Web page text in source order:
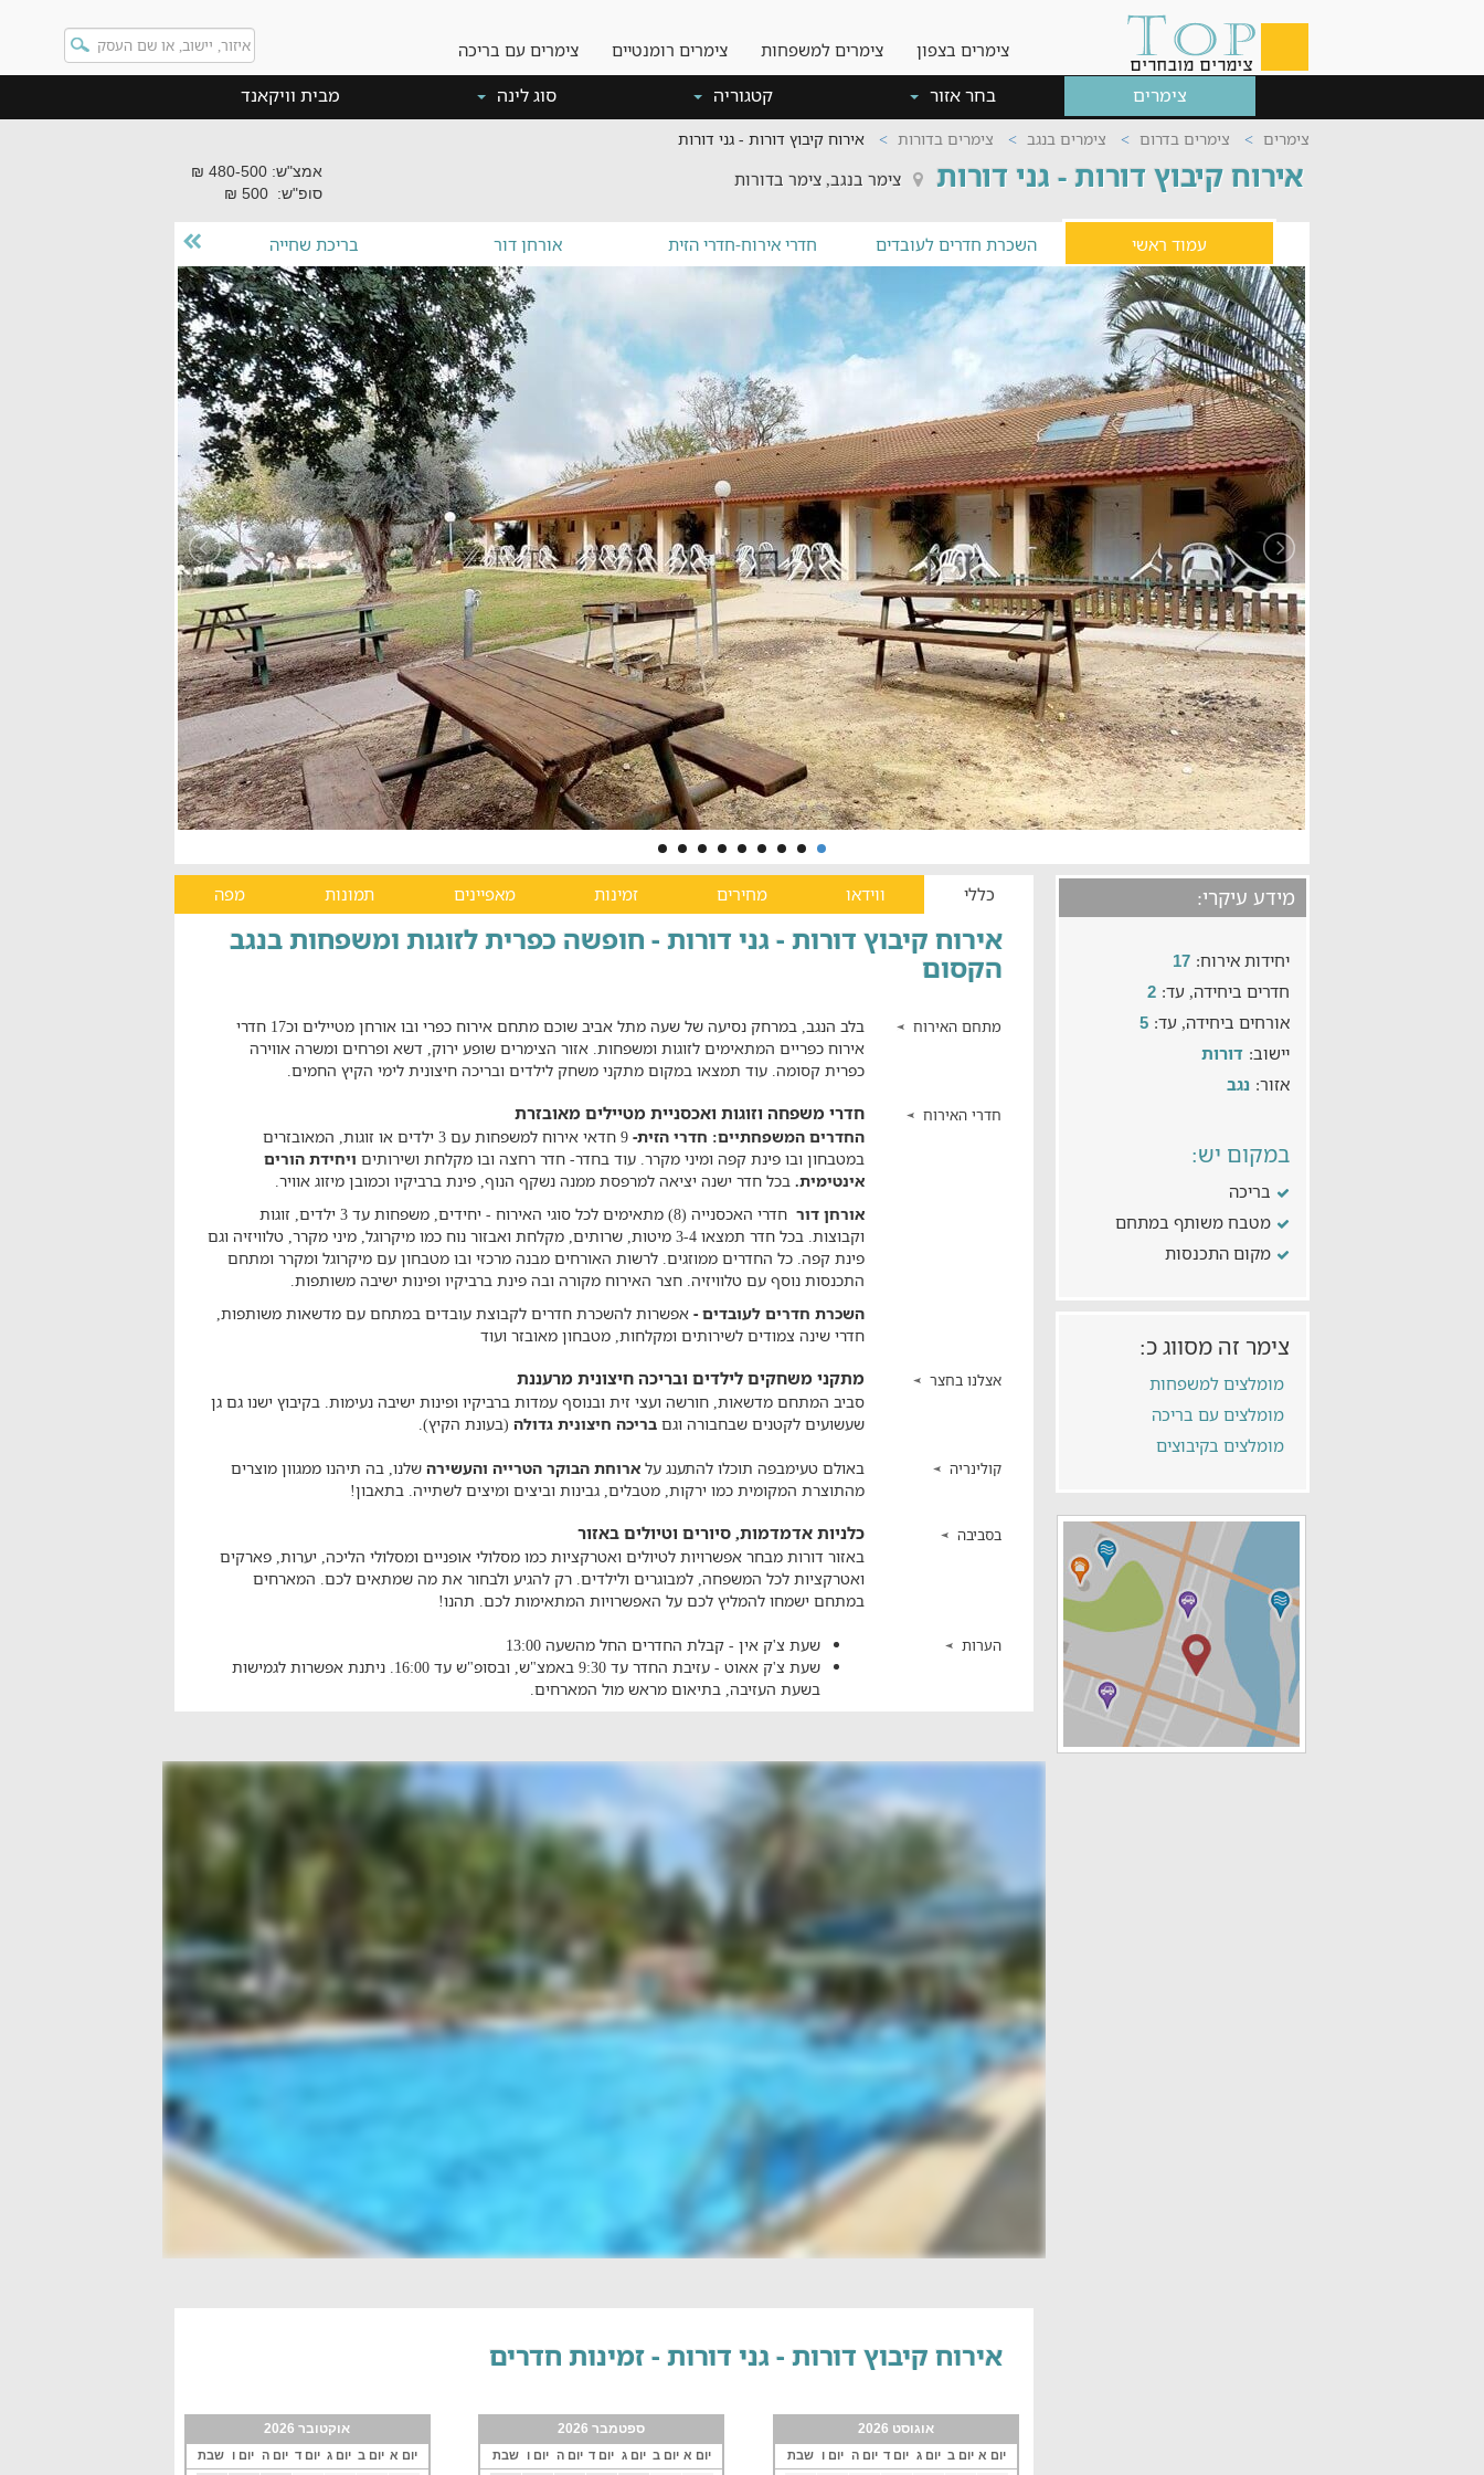
צימרים בצפון צימרים למשפחות צימרים רומנטיים צימרים עם בריכה
צימרים בחר אזור קטגוריה סוג לינה מבית וויקאנד
צימרים צימרים בדרום צימרים בנגב צימרים בדורות אירוח קיבוץ דורות - גני דורות
אירוח קיבוץ דורות - גני דורות צימר בנגב, צימר בדורות
אמצ"ש: 480-500 ₪
סופ"ש: 500 ₪
עמוד ראשי השכרת חדרים לעובדים חדרי אירוח-חדרי הזית אורחן דור בריכת שחייה 
מידע עיקרי:
יחידות אירוח: 17
חדרים ביחידה, עד: 2
אורחים ביחידה, עד: 5
יישוב: דורות
אזור: נגב
במקום יש:
בריכה
מטבח משותף במתחם
מקום התכנסות
צימר זה מסווג כ:
מומלצים למשפחות
מומלצים עם בריכה
מומלצים בקיבוצים
כללי ווידאו מחירים זמינות מאפיינים תמונות מפה
אירוח קיבוץ דורות - גני דורות - חופשה כפרית לזוגות ומשפחות בנגב
הקסום
מתחם האירוח
בלב הנגב, במרחק נסיעה של שעה מתל אביב שוכם מתחם אירוח כפרי ובו אורחן מטיילים וכ17 חדרי
אירוח כפריים המתאימים לזוגות ומשפחות. אזור הצימרים שופע ירוק, דשא ופרחים ומשרה אווירה
כפרית קסומה. עוד תמצאו במקום מתקני משחק לילדים ובריכה חיצונית לימי הקיץ החמים.
חדרי האירוח חדרי משפחה וזוגות ואכסניית מטיילים מאובזרת
החדרים המשפחתיים: חדרי הזית-
9 חדאי אירוח למשפחות עם 3 ילדים או זוגות, המאובזרים
במטבחון ובו פינת קפה ומיני מקרר. עוד בחדר- חדר רחצה ובו מקלחת ושירותים ויחידת הורים
אינטימית.בכל חדר ישנה יציאה למרפסת ממנה נשקף הנוף, פינת ברביקיו וכמובן מיזוג אוויר.
אורחן דור
חדרי האכסנייה (8) מתאימים לכל סוגי האירוח - יחידים, משפחות עד 3 ילדים, זוגות
וקבוצות. בכל חדר תמצאו 3-4 מיטות, שרותים, מקלחת ואבזור נוח כמו מיקרוגל, מיני מקרר, טלוויזיה וגם
פינת קפה. כל החדרים ממוזגים. לרשות האורחים מבנה מרכזי ובו מטבחון עם מיקרוגל ומקרר ומתחם
התכנסות נוסף עם טלוויזיה. חצר האירוח מקורה ובה פינת ברביקיו ופינות ישיבה משותפות.
השכרת חדרים לעובדים -אפשרות להשכרת חדרים לקבוצת עובדים במתחם עם מדשאות משותפות,
חדרי שינה צמודים לשירותים ומקלחות, מטבחון מאובזר ועוד
אצלנו בחצר מתקני משחקים לילדים ובריכה חיצונית מרעננת
סביב המתחם מדשאות, חורשה ועצי זית ובנוסף עמדות ברביקיו ופינות ישיבה נעימות. בקיבוץ ישנו גם גן
שעשועים לקטנים שבחבורה וגם בריכה חיצונית גדולה (בעונת הקיץ).
קולינריה באולם טעימבפה תוכלו להתענג על ארוחת הבוקר הטרייה והעשירה שלנו, בה תיהנו ממגוון מוצרים
מהתוצרת המקומית כמו ירקות, מטבלים, גבינות וביצים ומיצים לשתייה. בתאבון!
בסביבה כלניות אדמדמות, סיורים וטיולים באזור
באזור דורות מבחר אפשרויות לטיולים ואטרקציות כמו מסלולי אופניים ומסלולי הליכה, יערות, פארקים
ואטרקציות לכל המשפחה, למבוגרים ולילדים. רק להגיע ולבחור את מה שמתאים לכם. המארחים
במתחם ישמחו להמליץ לכם על האפשרויות המתאימות לכם. תהנו!
הערות
שעת צ'ק אין - קבלת החדרים החל מהשעה 13:00
שעת צ'ק אאוט - עזיבת החדר עד 9:30 באמצ"ש, ובסופ"ש עד 16:00. ניתנת אפשרות לגמישות
בשעת העזיבה, בתיאום מראש מול המארחים.
אירוח קיבוץ דורות - גני דורות - זמינות חדרים
אוגוסט 2026
יום א יום ב יום ג יום ד יום ה יום ו שבת
ספטמבר 2026
יום א יום ב יום ג יום ד יום ה יום ו שבת
אוקטובר 2026
יום א יום ב יום ג יום ד יום ה יום ו שבת